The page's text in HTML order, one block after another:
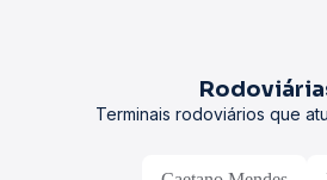
Terminais rodoviários que